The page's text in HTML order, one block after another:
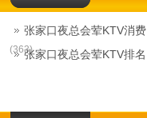
张家口夜总会荤KTV消费
(363)张家口夜总会荤KTV排名